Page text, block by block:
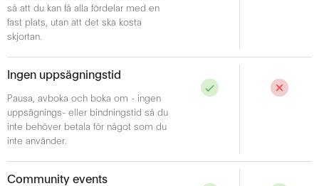
så att du kan få alla fördelar med en
fast plats, utan att det ska kosta
skjortan.
Ingen uppsägningstid
Pausa, avboka och boka om - ingen
uppsägnings- eller bindningstid så du
inte behöver betala för något som du
inte använder.
Community events